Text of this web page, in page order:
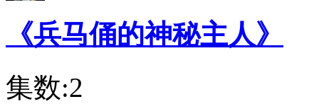
《兵马俑的神秘主人》
集数:2